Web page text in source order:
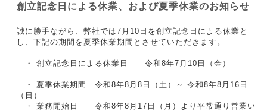
創立記念日による休業、および夏季休業のお知らせ
誠に勝手ながら、弊社では7月10日を創立記念日による休業と
し、下記の期間を夏季休業期間とさせていただきます。
・ 創立記念日による休業日 令和8年7月10日（金）
・ 夏季休業期間 令和8年8月8日（土）～ 令和8年8月16日
（日）
・ 業務開始日 令和8年8月17日（月）より平常通り営業い